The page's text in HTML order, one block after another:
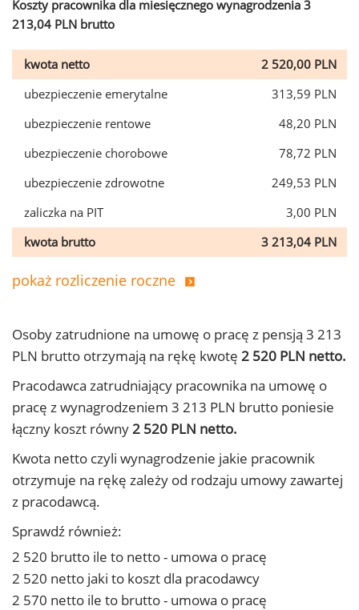
Koszty pracownika dla miesięcznego wynagrodzenia 3
213,04 PLN brutto
kwota netto
2 520,00 PLN
ubezpieczenie emerytalne
313,59 PLN
ubezpieczenie rentowe
48,20 PLN
ubezpieczenie chorobowe
78,72 PLN
ubezpieczenie zdrowotne
249,53 PLN
zaliczka na PIT
3,00 PLN
kwota brutto
3 213,04 PLN
pokaż rozliczenie roczne
Osoby zatrudnione na umowę o pracę z pensją 3 213
PLN brutto otrzymają na rękę kwotę 2 520 PLN netto.
Pracodawca zatrudniający pracownika na umowę o
pracę z wynagrodzeniem 3 213 PLN brutto poniesie
łączny koszt równy2 520 PLN netto.
Kwota netto czyli wynagrodzenie jakie pracownik
otrzymuje na rękę zależy od rodzaju umowy zawartej
z pracodawcą.
Sprawdź również:
2 520 brutto ile to netto - umowa o pracę
2 520 netto jaki to koszt dla pracodawcy
2 570 netto ile to brutto - umowa o pracę